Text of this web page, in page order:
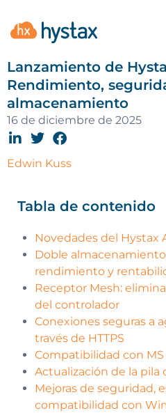
Lanzamiento de
Rendimiento,
almacenamiento
16 de diciembre de 2025
Edwin Kuss
Tabla de contenido
Novedades del Hystax
Doble
rendimiento y
Receptor Mesh:
del controlador
Conexiones seguras a
través de HTTPS
Compatibilidad con
Actualización de la pila
Mejoras de seguridad,
compatibilidad con